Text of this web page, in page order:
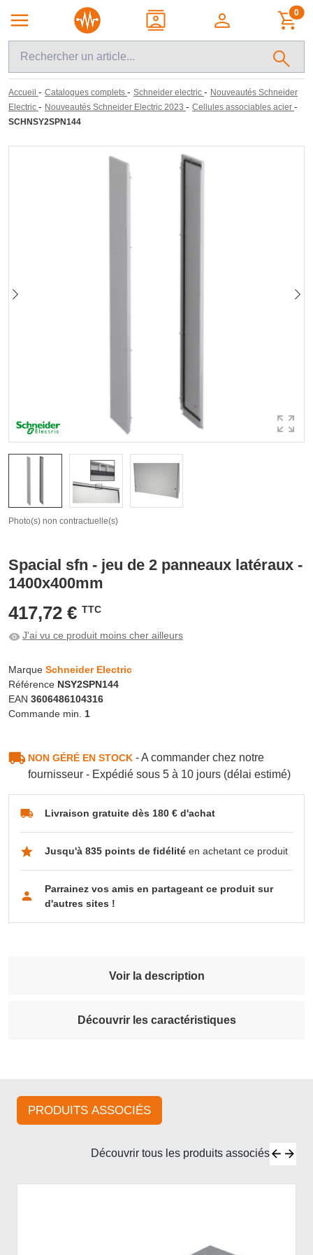
0
Accueil - Catalogues complets - Schneider electric - Nouveautés Schneider
Electric - Nouveautés Schneider Electric 2023 - Cellules associables acier -
SCHNSY2SPN144
Photo(s) non contractuelle(s)
Spacial sfn - jeu de 2 panneaux latéraux -
1400x400mm
417,72 € TTC
J'ai vu ce produit moins cher ailleurs
Marque Schneider Electric
Référence NSY2SPN144
EAN 3606486104316
Commande min. 1
NON GÉRÉ EN STOCK- A commander chez notre
fournisseur - Expédié sous 5 à 10 jours (délai estimé)
Livraison gratuite dès 180 € d'achat
Jusqu'à 835 points de fidélitéen achetant ce produit
Parrainez vos amis en partageant ce produit sur
d'autres sites !
Voir la description
Découvrir les caractéristiques
PRODUITS ASSOCIÉS
Découvrir tous les produits associés